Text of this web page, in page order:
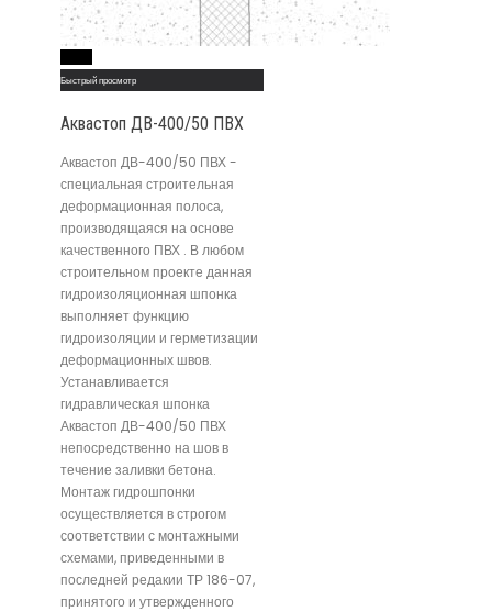
Быстрый просмотр
Аквастоп ДВ-400/50 ПВХ
Аквастоп ДВ-400/50 ПВХ -
специальная строительная
деформационная полоса,
производящаяся на основе
качественного ПВХ . В любом
строительном проекте данная
гидроизоляционная шпонка
выполняет функцию
гидроизоляции и герметизации
деформационных швов.
Устанавливается
гидравлическая шпонка
Аквастоп ДВ-400/50 ПВХ
непосредственно на шов в
течение заливки бетона.
Монтаж гидрошпонки
осуществляется в строгом
соответствии с монтажными
схемами, приведенными в
последней редакии ТР 186-07,
принятого и утвержденного